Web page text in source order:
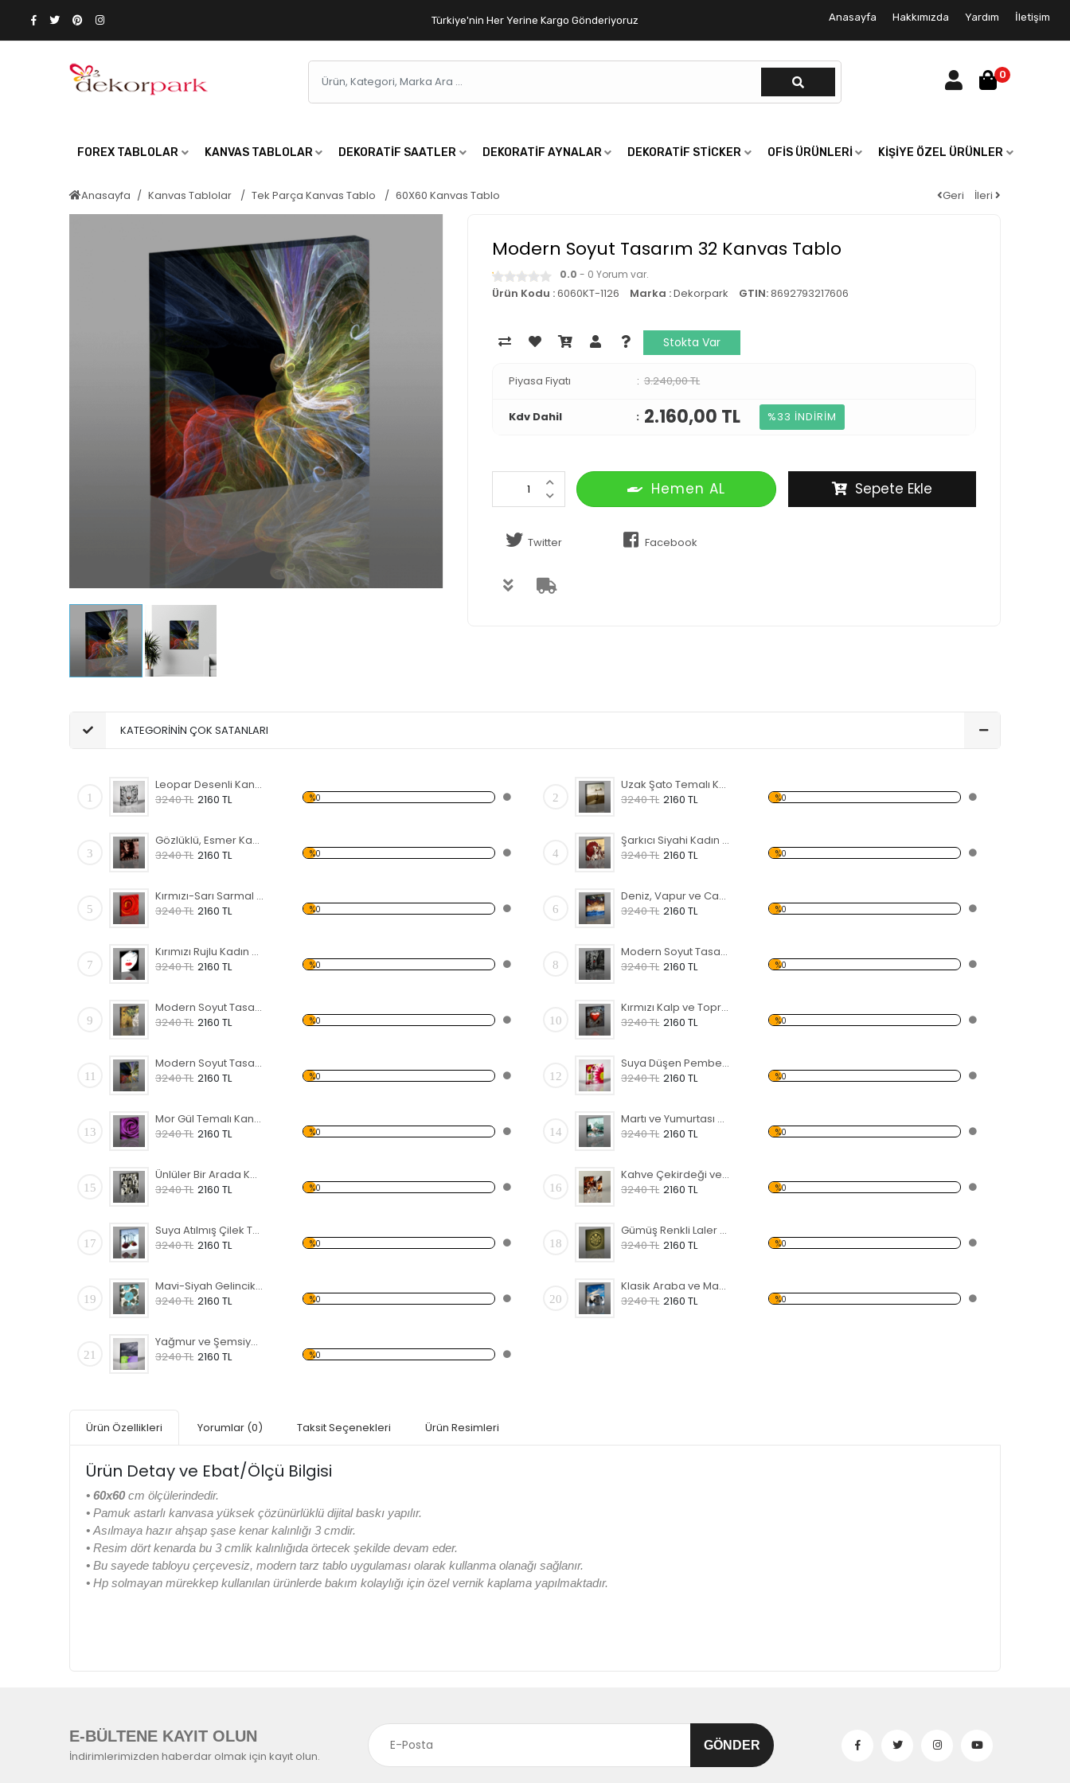
Türkiye'nin Her Yerine Kargo Gönderiyoruz Anasayfa Hakkımızda Yardım İletişim
0
FOREX TABLOLAR KANVAS TABLOLAR DEKORATIF SAATLER DEKORATIF AYNALAR DEKORATIF STICKER OFIS ÜRÜNLERI KIŞIYE ÖZEL ÜRÜNLER
Anasayfa Kanvas Tablolar Tek Parça Kanvas Tablo 60X60 Kanvas Tablo Geri İleri
Modern Soyut Tasarım 32 Kanvas Tablo
0.0 - 0 Yorum var.
Ürün Kodu :6060KT-1126 Marka :Dekorpark GTIN:8692793217606
Stokta Var
Piyasa Fiyatı 3.240,00 TL
Kdv Dahil 2.160,00 TL %33 İNDİRİM
Hemen AL Sepete Ekle
Twitter Facebook
KATEGORİNİN ÇOK SATANLARI
1
Leopar Desenli Kanvas Tablo
3240 TL 2160 TL %0 2
Uzak Şato Temalı Kanvas Tablo
3240 TL 2160 TL %0
3
Gözlüklü, Esmer Kadın Temalı Kanvas Tablo
3240 TL 2160 TL %0 4
Şarkıcı Siyahi Kadın Temalı Kanvas Tablo
3240 TL 2160 TL %0
5
Kırmızı-Sarı Sarmal Temalı Kanvas Tablo
3240 TL 2160 TL %0 6
Deniz, Vapur ve Cami Temalı Kanvas Tablo
3240 TL 2160 TL %0
7
Kırımızı Rujlu Kadın Temalı Kanvas Tablo
3240 TL 2160 TL %0 8
Modern Soyut Tasarım 34 Kanvas Tablo
3240 TL 2160 TL %0
9
Modern Soyut Tasarım 33 Kanvas Tablo
3240 TL 2160 TL %0 10
Kırmızı Kalp ve Toprak Temalı Kanvas Tablo
3240 TL 2160 TL %0
11
Modern Soyut Tasarım 32 Kanvas Tablo
3240 TL 2160 TL %0 12
Suya Düşen Pembe Papatyalar Kanvas Tablo
3240 TL 2160 TL %0
13
Mor Gül Temalı Kanvas Tablo
3240 TL 2160 TL %0 14
Martı ve Yumurtası Temalı Kanvas Tablo
3240 TL 2160 TL %0
15
Ünlüler Bir Arada Kanvas Tablo
3240 TL 2160 TL %0 16
Kahve Çekirdeği ve Fincan Temalı Kanvas Tablo
3240 TL 2160 TL %0
17
Suya Atılmış Çilek Temalı Kanvas Tablo
3240 TL 2160 TL %0 18
Gümüş Renkli Laler Temalı Kanvas Tablo
3240 TL 2160 TL %0
19
Mavi-Siyah Gelincik Çiçek Temalı Kanvas Tablo
3240 TL 2160 TL %0 20
Klasik Araba ve Mavi Gökyüzü Temalı Kanvas Tablo
3240 TL 2160 TL %0
21
Yağmur ve Şemsiyeler Temalı Kanvas Tablo
3240 TL 2160 TL %0
Ürün Özellikleri Yorumlar (0) Taksit Seçenekleri Ürün Resimleri
Ürün Detay ve Ebat/Ölçü Bilgisi
• 60x60 cm ölçülerindedir.
• Pamuk astarlı kanvasa yüksek çözünürlüklü dijital baskı yapılır.
• Asılmaya hazır ahşap şase kenar kalınlığı 3 cmdir.
• Resim dört kenarda bu 3 cmlik kalınlığıda örtecek şekilde devam eder.
• Bu sayede tabloyu çerçevesiz, modern tarz tablo uygulaması olarak kullanma olanağı sağlanır.
• Hp solmayan mürekkep kullanılan ürünlerde bakım kolaylığı için özel vernik kaplama yapılmaktadır.
E-BÜLTENE KAYIT OLUN
İndirimlerimizden haberdar olmak için kayıt olun.